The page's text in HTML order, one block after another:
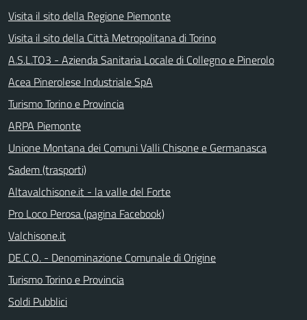
Visita il sito della Regione Piemonte
Visita il sito della Città Metropolitana di Torino
A.S.L.TO3 - Azienda Sanitaria Locale di Collegno e Pinerolo
Acea Pinerolese Industriale SpA
Turismo Torino e Provincia
ARPA Piemonte
Unione Montana dei Comuni Valli Chisone e Germanasca
Sadem (trasporti)
Altavalchisone.it - la valle del Forte
Pro Loco Perosa (pagina Facebook)
Valchisone.it
DE.C.O. - Denominazione Comunale di Origine
Turismo Torino e Provincia
Soldi Pubblici